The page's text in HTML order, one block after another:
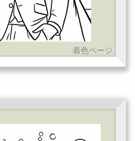
着色ページ